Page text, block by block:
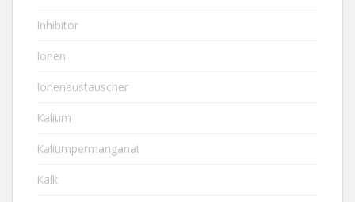
Inhibitor
Ionen
Ionenaustauscher
Kalium
Kaliumpermanganat
Kalk